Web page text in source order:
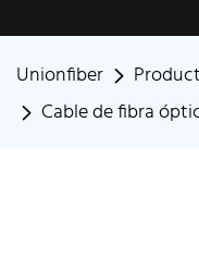
Unionfiber
Cable de fibra